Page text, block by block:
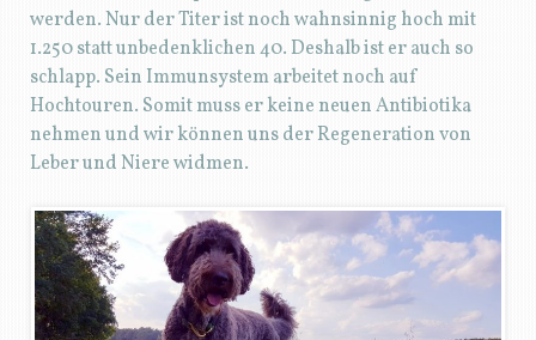
werden. Nur der Titer ist noch wahnsinnig hoch mit
1.250 statt unbedenklichen 40. Deshalb ist er auch so
schlapp. Sein Immunsystem arbeitet noch auf
Hochtouren. Somit muss er keine neuen Antibiotika
nehmen und wir können uns der Regeneration von
Leber und Niere widmen.